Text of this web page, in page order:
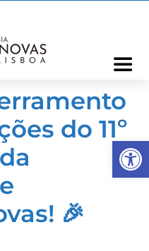
do 11º
🎉